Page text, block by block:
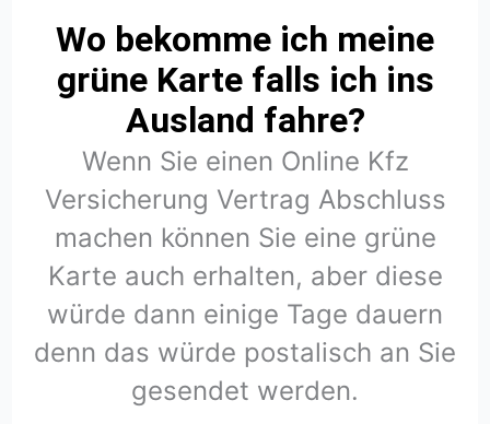
Wo bekomme ich meine
grüne Karte falls ich ins
Ausland fahre?
Wenn Sie einen Online Kfz
Versicherung Vertrag Abschluss
machen können Sie eine grüne
Karte auch erhalten, aber diese
würde dann einige Tage dauern
denn das würde postalisch an Sie
gesendet werden.